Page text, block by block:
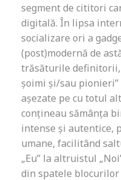
segment de cititori
digitală. În lipsa
socializare ori a
(post)modernă de
trăsăturile
șoimi și/sau pionieri”
așezate pe cu totul
conțineau sămânța
intense și autentice,
umane, facilitând
„Eu” la altruistul
din spatele